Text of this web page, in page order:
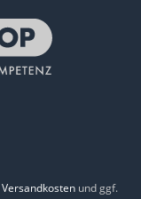
Versandkosten und ggf.